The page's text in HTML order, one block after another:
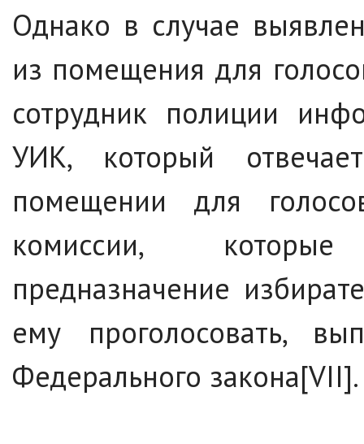
Однако в случае
из помещения для
сотрудник полиции
УИК, который
помещении для
комиссии,
предназначение
ему проголосовать,
Федерального закона[VII].